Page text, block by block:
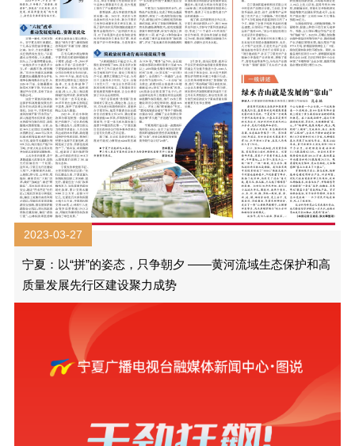
2023-03-27
宁夏：以“拼”的姿态，只争朝夕 ——黄河流域生态保护和高
质量发展先行区建设聚力成势